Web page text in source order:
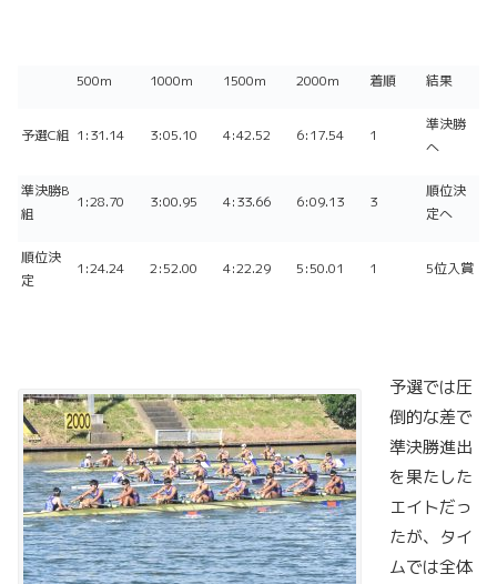
500m 1000m 1500m 2000m 着順 結果
予選C組 1:31.14 3:05.10 4:42.52 6:17.54 1
準決勝
へ
準決勝B
組
1:28.70 3:00.95 4:33.66 6:09.13 3
順位決
定へ
順位決
定
1:24.24 2:52.00 4:22.29 5:50.01 1 5位入賞
予選では圧
倒的な差で
準決勝進出
を果たした
エイトだっ
たが、タイ
ムでは全体